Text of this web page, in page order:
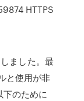
HTTPS
ました。最
と使用が非
のために